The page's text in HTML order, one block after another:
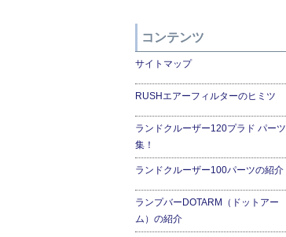
コンテンツ
サイトマップ
RUSHエアーフィルターのヒミツ
ランドクルーザー120プラド パーツ
集！
ランドクルーザー100パーツの紹介
ランプバーDOTARM（ドットアー
ム）の紹介